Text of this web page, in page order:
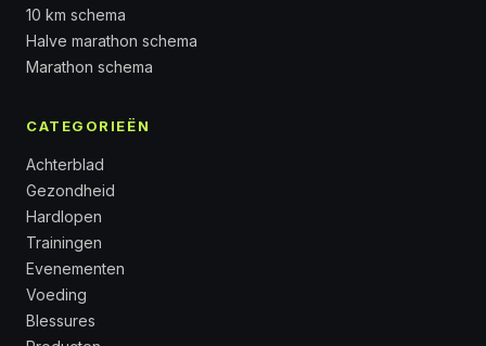
10 km schema
Halve marathon schema
Marathon schema
CATEGORIEËN
Achterblad
Gezondheid
Hardlopen
Trainingen
Evenementen
Voeding
Blessures